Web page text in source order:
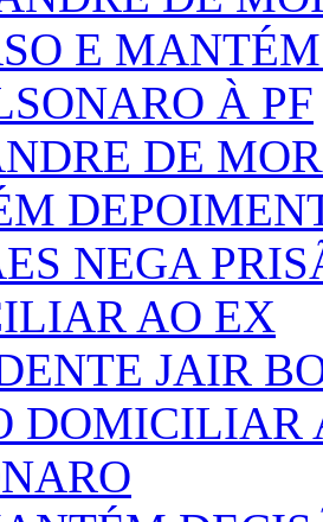
DE
DOMICILIAR